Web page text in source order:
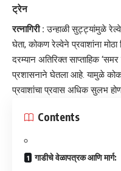
ट्रेन
रत्नागिरी : उन्हाळी सुट्ट्यांमुळे रेल्वे
घेता, कोकण रेल्वेने प्रवाशांना
दरम्यान अतिरिक्त साप्ताहिक
प्रशासनाने घेतला आहे. यामुळे
प्रवाशांचा प्रवास अधिक सुलभ
Contents
​गाडीचे वेळापत्रक आणि मार्ग: